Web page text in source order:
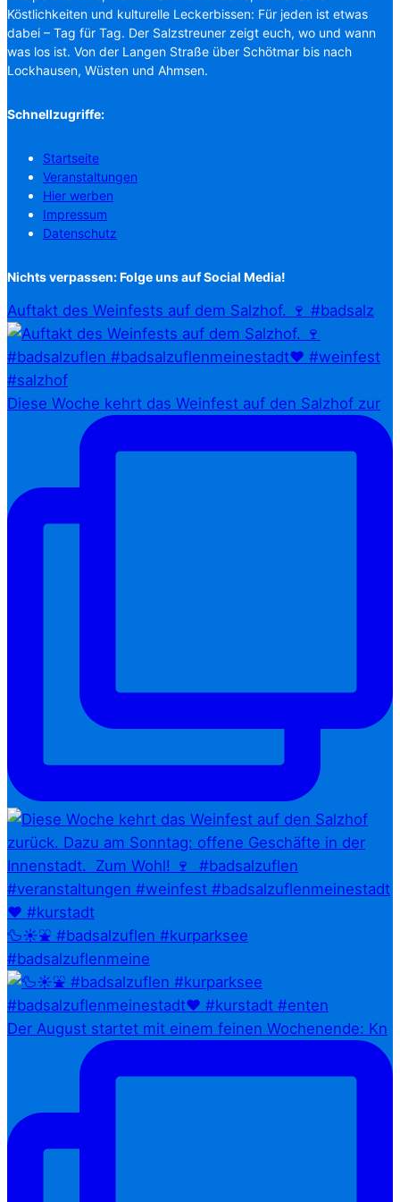
Köstlichkeiten und kulturelle Leckerbissen: Für jeden ist etwas
dabei – Tag für Tag. Der Salzstreuner zeigt euch, wo und wann
was los ist. Von der Langen Straße über Schötmar bis nach
Lockhausen, Wüsten und Ahmsen.
Schnellzugriffe:
Startseite
Veranstaltungen
Hier werben
Impressum
Datenschutz
Nichts verpassen: Folge uns auf Social Media!
Auftakt des Weinfests auf dem Salzhof. 🍷 #badsalz
Diese Woche kehrt das Weinfest auf den Salzhof zur
🦆☀️⛲ #badsalzuflen #kurparksee
#badsalzuflenmeine
Der August startet mit einem feinen Wochenende: Kn